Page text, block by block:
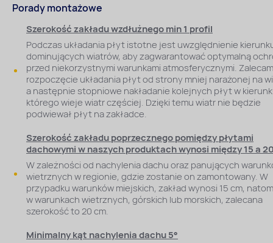
Porady montażowe
Szerokość zakładu wzdłużnego min 1 profil
Podczas układania płyt istotne jest uwzględnienie
dominujących wiatrów, aby zagwarantować optymalną
przed niekorzystnymi warunkami atmosferycznymi.
rozpoczęcie układania płyt od strony mniej narażonej na
a następnie stopniowe nakładanie kolejnych płyt w
którego wieje wiatr częściej. Dzięki temu wiatr nie będzie
podwiewał płyt na zakładce.
Szerokość zakładu poprzecznego pomiędzy płytami
dachowymi w naszych produktach wynosi między 15 a
W zależności od nachylenia dachu oraz panujących
wietrznych w regionie, gdzie zostanie on zamontowany. W
przypadku warunków miejskich, zakład wynosi 15 cm,
w warunkach wietrznych, górskich lub morskich, zalecana
szerokość to 20 cm.
Minimalny kąt nachylenia dachu 5°